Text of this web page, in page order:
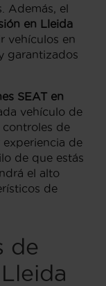
Además, el
en Lleida
vehículos en
garantizados
SEAT en
vehículo de
de
de
de que estás
el alto
de
de